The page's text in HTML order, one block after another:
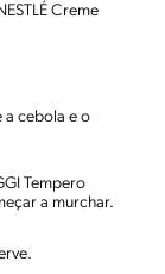
Creme
a cebola e o
Tempero
a murchar.